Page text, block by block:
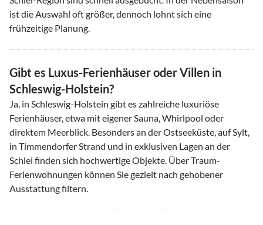
ist die Auswahl oft größer, dennoch lohnt sich eine
frühzeitige Planung.
Gibt es Luxus-Ferienhäuser oder Villen in
Schleswig-Holstein?
Ja, in Schleswig-Holstein gibt es zahlreiche luxuriöse
Ferienhäuser, etwa mit eigener Sauna, Whirlpool oder
direktem Meerblick. Besonders an der Ostseeküste, auf Sylt,
in Timmendorfer Strand und in exklusiven Lagen an der
Schlei finden sich hochwertige Objekte. Über Traum-
Ferienwohnungen können Sie gezielt nach gehobener
Ausstattung filtern.